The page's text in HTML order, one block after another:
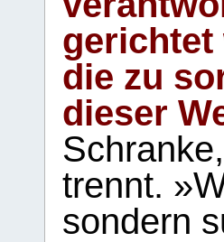
gerichtet
die zu
dieser
trennt.
sondern